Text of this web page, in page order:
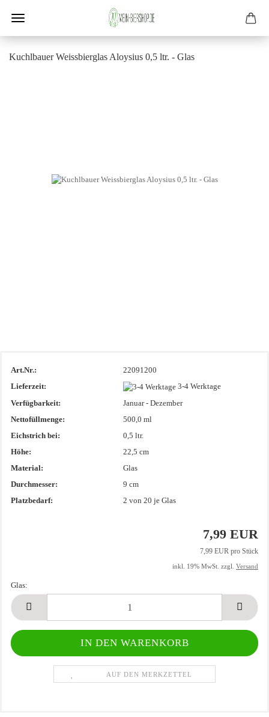
Kuch­lbau­er Weiss­bier­glas Aloy­si­us 0,5 ltr. - Glas
Art.Nr.:
22091200
Lieferzeit:
3-4 Werktage
Verfügbarkeit:
Januar - Dezember
Nettofüllmenge:
500,0 ml
Eichstrich bei:
0,5 ltr.
Höhe:
22,5 cm
Material:
Glas
Durchmesser:
9 cm
Platzbedarf:
2 von 20 je Glas
7,99 EUR
7,99 EUR pro Stück
inkl. 19% MwSt. zzgl. Versand
Glas:
Glas
AUF DEN MERKZETTEL